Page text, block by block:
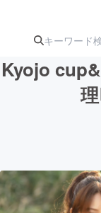
アー
Kyojo